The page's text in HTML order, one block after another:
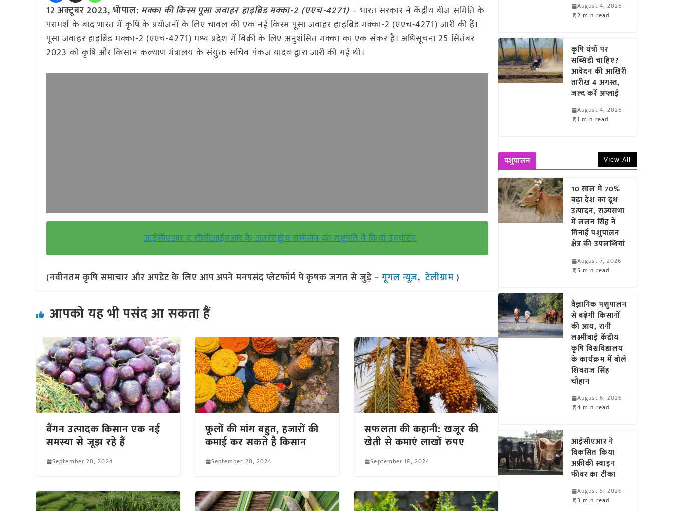
12 अक्टूबर 2023, भोपाल: मक्का की किस्म पूसा जवाहर हाइब्रिड मक्का-2 (एएच-4271) – भारत सरकार ने केंद्रीय बीज समिति के
परामर्श के बाद भारत में कृषि के प्रयोजनों के लिए चावल की एक नई किस्म पूसा जवाहर हाइब्रिड मक्का-2 (एएच-4271) जारी की हैं।
पूसा जवाहर हाइब्रिड मक्का-2 (एएच-4271) मध्य प्रदेश में बिक्री के लिए अनुशंसित मक्का का एक संकर है। अधिसूचना 25 सितंबर
2023 को कृषि और किसान कल्याण मंत्रालय के संयुक्त सचिव पंकज यादव द्वारा जारी की गई थी।
आईसीएआर व सीजीआईएआर के अंतरराष्ट्रीय सम्मेलन का राष्ट्रपति ने किया उद्घाटन
(नवीनतम कृषि समाचार और अपडेट के लिए आप अपने मनपसंद प्लेटफॉर्म पे कृषक जगत से जुड़े –गूगल न्यूज़,टेलीग्राम)
आपको यह भी पसंद आ सकता हैं
बैंगन उत्पादक किसान एक नई
समस्या से जूझ रहे हैं
September 20, 2024
फूलों की मांग बहुत, हजारों की
कमाई कर सकते है किसान
September 20, 2024
सफलता की कहानी: खजूर की
खेती से कमाएं लाखों रुपए
September 18, 2024
August 4, 2026
2 min read
कृषि यंत्रों पर
सब्सिडी चाहिए?
आवेदन की आखिरी
तारीख 4 अगस्त,
जल्द करें अप्लाई
August 4, 2026
1 min read
पशुपालन View All
10 साल में 70%
बढ़ा देश का दूध
उत्पादन, राज्यसभा
में ललन सिंह ने
गिनाईं पशुपालन
क्षेत्र की उपलब्धियां
August 7, 2026
5 min read
वैज्ञानिक पशुपालन
से बढ़ेगी किसानों
की आय, रानी
लक्ष्मीबाई केंद्रीय
कृषि विश्वविद्यालय
के कार्यक्रम में बोले
शिवराज सिंह
चौहान
August 6, 2026
4 min read
आईसीएआर ने
विकसित किया
अफ्रीकी स्वाइन
फीवर का टीका
August 5, 2026
3 min read